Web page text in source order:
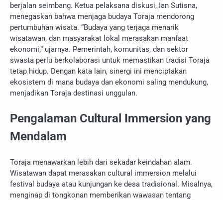
berjalan seimbang. Ketua pelaksana diskusi, Ian Sutisna,
menegaskan bahwa menjaga budaya Toraja mendorong
pertumbuhan wisata. “Budaya yang terjaga menarik
wisatawan, dan masyarakat lokal merasakan manfaat
ekonomi,” ujarnya. Pemerintah, komunitas, dan sektor
swasta perlu berkolaborasi untuk memastikan tradisi Toraja
tetap hidup. Dengan kata lain, sinergi ini menciptakan
ekosistem di mana budaya dan ekonomi saling mendukung,
menjadikan Toraja destinasi unggulan.
Pengalaman Cultural Immersion yang
Mendalam
Toraja menawarkan lebih dari sekadar keindahan alam.
Wisatawan dapat merasakan cultural immersion melalui
festival budaya atau kunjungan ke desa tradisional. Misalnya,
menginap di tongkonan memberikan wawasan tentang